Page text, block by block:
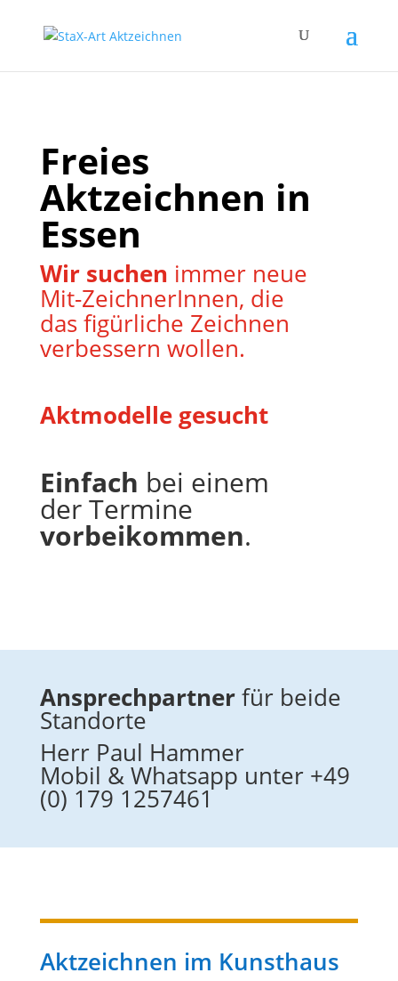
Freies
Aktzeichnen in
Essen
Wir suchen immer neue
Mit-ZeichnerInnen, die
das figürliche Zeichnen
verbessern wollen.
Aktmodelle gesucht
Einfach bei einem
der Termine
vorbeikommen.
Ansprechpartnerfür beide
Standorte
Herr Paul Hammer
Mobil & Whatsapp unter +49
(0) 179 1257461
Aktzeichnen im Kunsthaus